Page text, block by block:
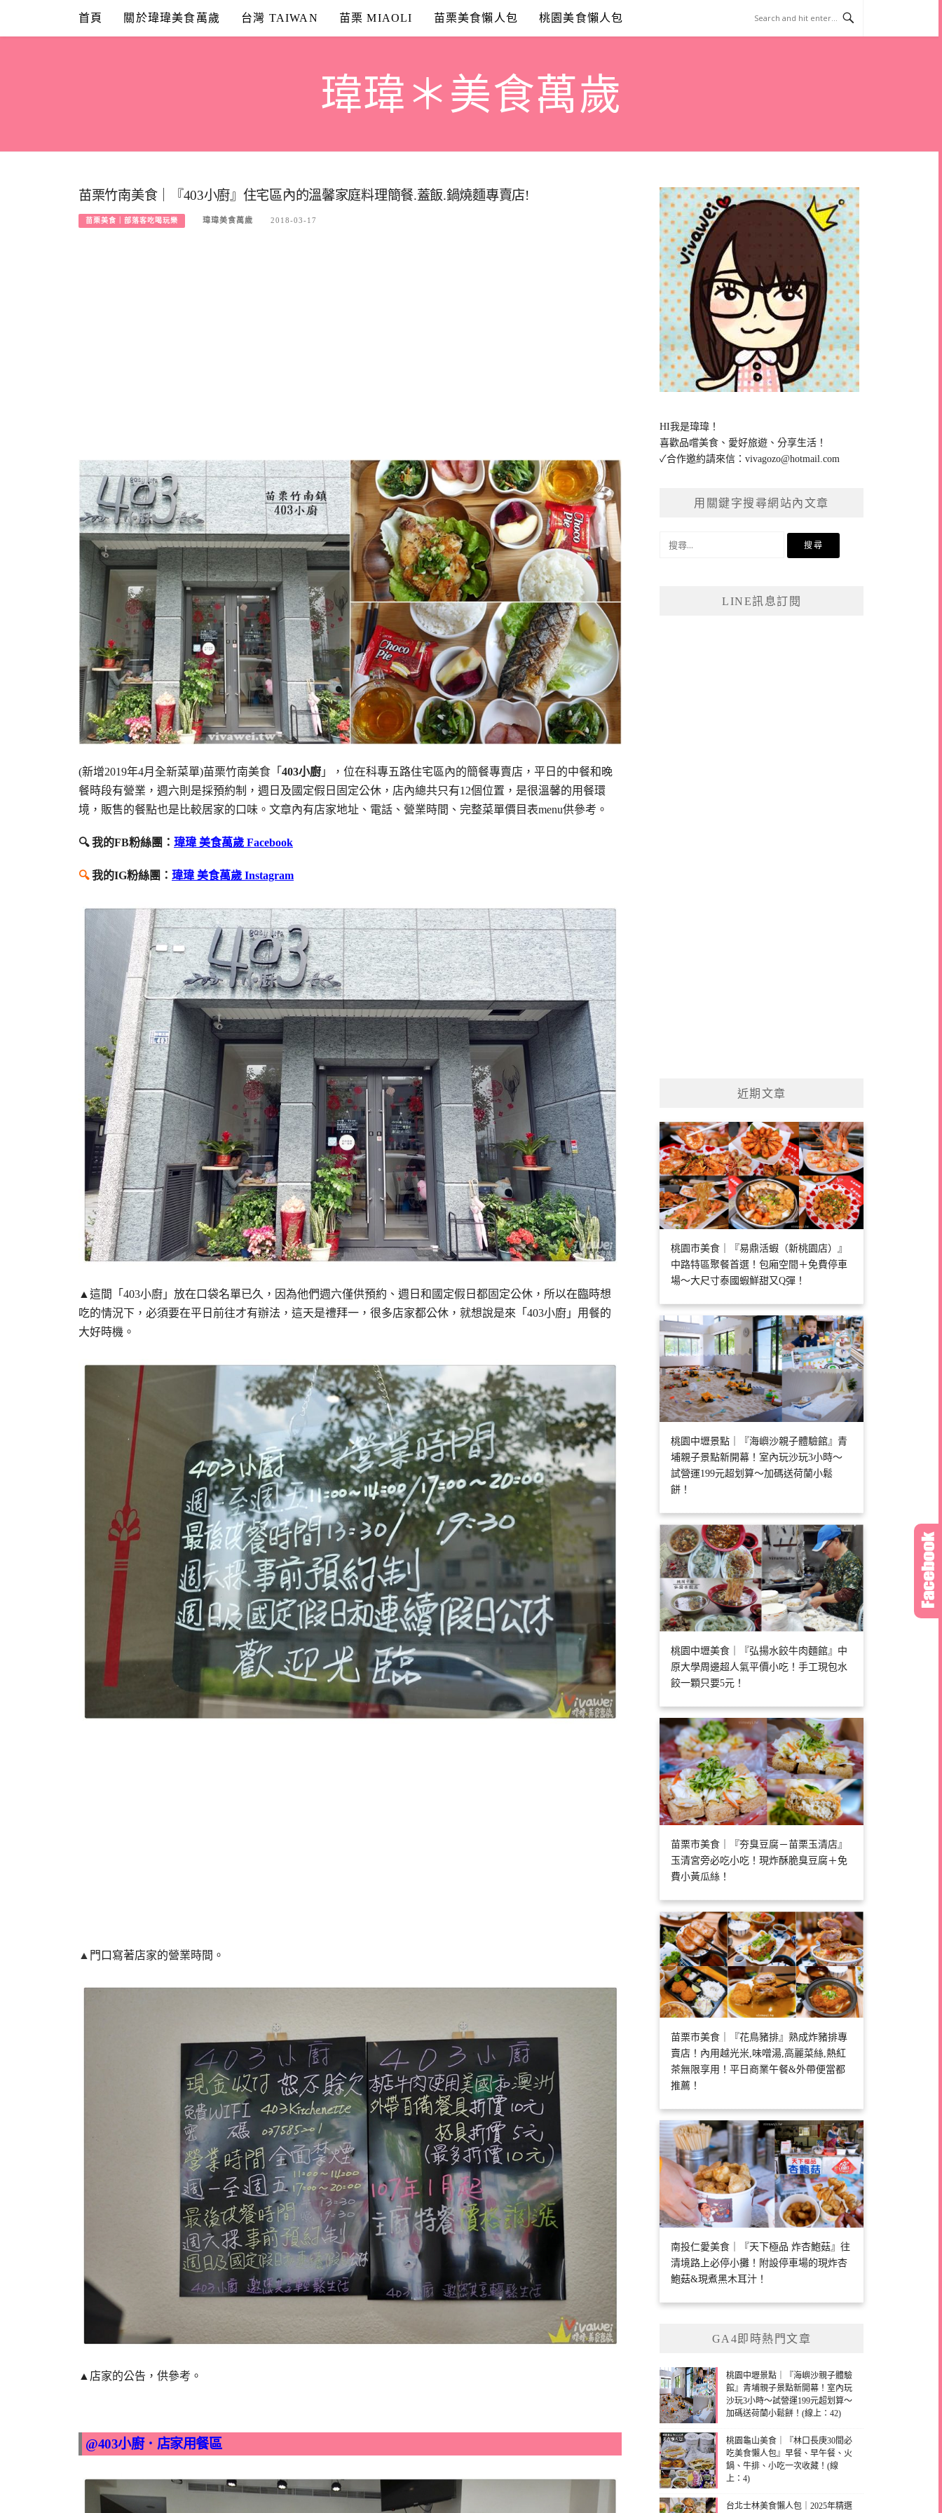
content
首頁 關於瑋瑋美食萬歲 台灣 TAIWAN 苗栗 MIAOLI 苗栗美食懶人包 桃園美食懶人包
瑋瑋＊美食萬歲
苗栗竹南美食｜『403小廚』住宅區內的溫馨家庭料理簡餐.蓋飯.鍋燒麵專賣店!
苗栗美食｜部落客吃喝玩樂 瑋瑋美食萬歲 2018-03-17
(新增2019年4月全新菜單)苗栗竹南美食「 403小廚 」，位在科專五路住宅區內的簡餐專賣店，平日的中餐和晚
餐時段有營業，週六則是採預約制，週日及國定假日固定公休，店內總共只有12個位置，是很溫馨的用餐環
境，販售的餐點也是比較居家的口味。文章內有店家地址、電話、營業時間、完整菜單價目表menu供參考。
🔍 我的FB粉絲團： 瑋瑋 美食萬歲 Facebook
🔍我的IG粉絲團： 瑋瑋 美食萬歲 Instagram
▲這間「403小廚」放在口袋名單已久，因為他們週六僅供預約、週日和國定假日都固定公休，所以在臨時想
吃的情況下，必須要在平日前往才有辦法，這天是禮拜一，很多店家都公休，就想說是來「403小廚」用餐的
大好時機。
▲ 門口寫著店家的營業時間。
▲店家的公告，供參考。
@403小廚．店家用餐區
HI我是瑋瑋！
喜歡品嚐美食、愛好旅遊、分享生活！
✓合作邀約請來信：vivagozo@hotmail.com
用關鍵字搜尋網站內文章
LINE訊息訂閱
近期文章
桃園市美食｜『易鼎活蝦（新桃園店）』
中路特區聚餐首選！包廂空間＋免費停車
場～大尺寸泰國蝦鮮甜又Q彈！
桃園中壢景點｜『海嶼沙親子體驗館』青
埔親子景點新開幕！室內玩沙玩3小時～
試營運199元超划算～加碼送荷蘭小鬆
餅！
桃園中壢美食｜『弘揚水餃牛肉麵館』中
原大學周邊超人氣平價小吃！手工現包水
餃一顆只要5元！
苗栗市美食｜『夯臭豆腐－苗栗玉清店』
玉清宮旁必吃小吃！現炸酥脆臭豆腐＋免
費小黃瓜絲！
苗栗市美食｜『花鳥豬排』熟成炸豬排專
賣店！內用越光米,味噌湯,高麗菜絲,熱紅
茶無限享用！平日商業午餐&外帶便當都
推薦！
南投仁愛美食｜『天下極品 炸杏鮑菇』往
清境路上必停小攤！附設停車場的現炸杏
鮑菇&現煮黑木耳汁！
GA4即時熱門文章
桃園中壢景點｜『海嶼沙親子體驗
館』青埔親子景點新開幕！室內玩
沙玩3小時～試營運199元超划算～
加碼送荷蘭小鬆餅！(線上：42)
桃園龜山美食｜『林口長庚30間必
吃美食懶人包』早餐、早午餐、火
鍋、牛排、小吃一次收藏！(線
上：4)
台北士林美食懶人包｜2025年精選